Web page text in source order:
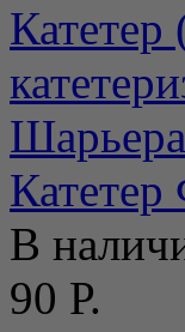
Катетер
В
90 Р.